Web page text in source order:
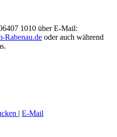
1010 über E-Mail:
Rabenau.de oder auch während
| E-Mail